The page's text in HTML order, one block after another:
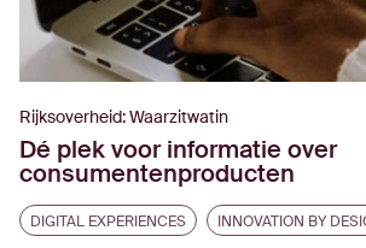
Rijksoverheid: Waarzitwatin
Dé plek voor informatie over
consumentenproducten
DIGITAL EXPERIENCES INNOVATION BY